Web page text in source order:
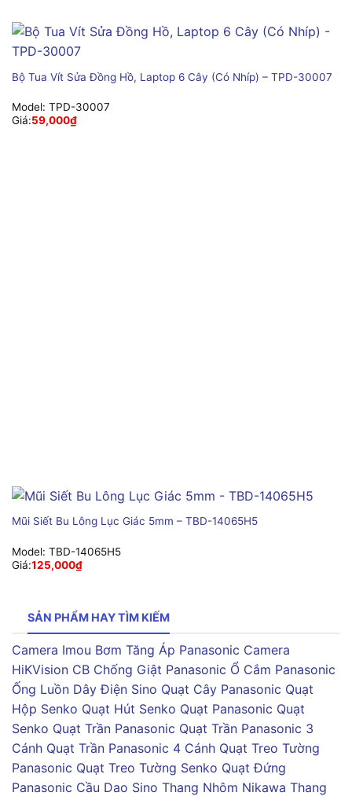
Bộ Tua Vít Sửa Đồng Hồ, Laptop 6 Cây (Có Nhíp) – TPD-30007
Model: TPD-30007
Giá:59,000₫
Mũi Siết Bu Lông Lục Giác 5mm – TBD-14065H5
Model: TBD-14065H5
Giá:125,000₫
SẢN PHẨM HAY TÌM KIẾM
Camera Imou Bơm Tăng Áp Panasonic Camera
HiKVision CB Chống Giật Panasonic Ổ Cắm Panasonic
Ống Luồn Dây Điện Sino Quạt Cây Panasonic Quạt
Hộp Senko Quạt Hút Senko Quạt Panasonic Quạt
Senko Quạt Trần Panasonic Quạt Trần Panasonic 3
Cánh Quạt Trần Panasonic 4 Cánh Quạt Treo Tường
Panasonic Quạt Treo Tường Senko Quạt Đứng
Panasonic Cầu Dao Sino Thang Nhôm Nikawa Thang